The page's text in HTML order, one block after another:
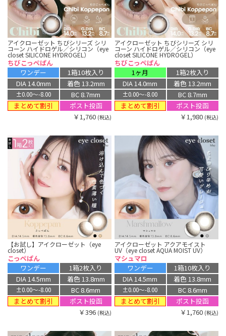
アイクローゼット ちびシリーズ シリ
コーン ハイドロゲル／シリコン（eye
closet SILICONE HYDROGEL）
ちびこっぺぱん
ワンデー
1箱10枚入り
DIA 14.0mm
着色 13.2mm
±0.00〜-8.00
BC 8.7mm
まとめて割引
ポスト投函
￥1,760 (税込)
アイクローゼット ちびシリーズ シリ
コーン ハイドロゲル／シリコン（eye
closet SILICONE HYDROGEL）
ちびこっぺぱん
1ヶ月
1箱2枚入り
DIA 14.0mm
着色 13.2mm
±0.00〜-8.00
BC 8.7mm
まとめて割引
ポスト投函
￥1,980 (税込)
【お試し】アイクローゼット（eye
closet）
こっぺぱん
ワンデー
1箱2枚入り
DIA 14.5mm
着色 13.8mm
±0.00〜-8.00
BC 8.6mm
まとめて割引
ポスト投函
￥396 (税込)
アイクローゼット アクアモイスト
UV（eye closet AQUA MOIST UV）
マシュマロ
ワンデー
1箱10枚入り
DIA 14.5mm
着色 13.8mm
±0.00〜-8.00
BC 8.6mm
まとめて割引
ポスト投函
￥1,760 (税込)